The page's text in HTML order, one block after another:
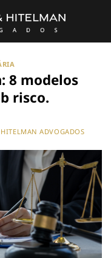
8 modelos
risco.
HITELMAN ADVOGADOS